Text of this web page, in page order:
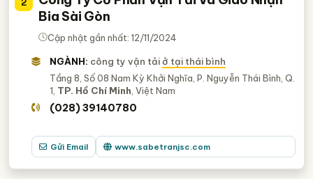
dịch vụ vận tải
công ty vận tải tại hà nội
công ty vận tải ở bình dương
công ty vận tải ở hải phòng
công ty vận tải ở vĩnh phúc
công ty vận tải ở vĩnh phúc
Bia Sài Gòn
Cập nhật gần nhất: 12/11/2024
NGÀNH: công ty vận tảiở tại thái bình
Tầng 8, Số 08 Nam Kỳ Khởi Nghĩa, P. Nguyễn Thái Bình, Q.
1, TP. Hồ Chí Minh, Việt Nam
(028) 39140780
Gửi Email www.sabetranjsc.com